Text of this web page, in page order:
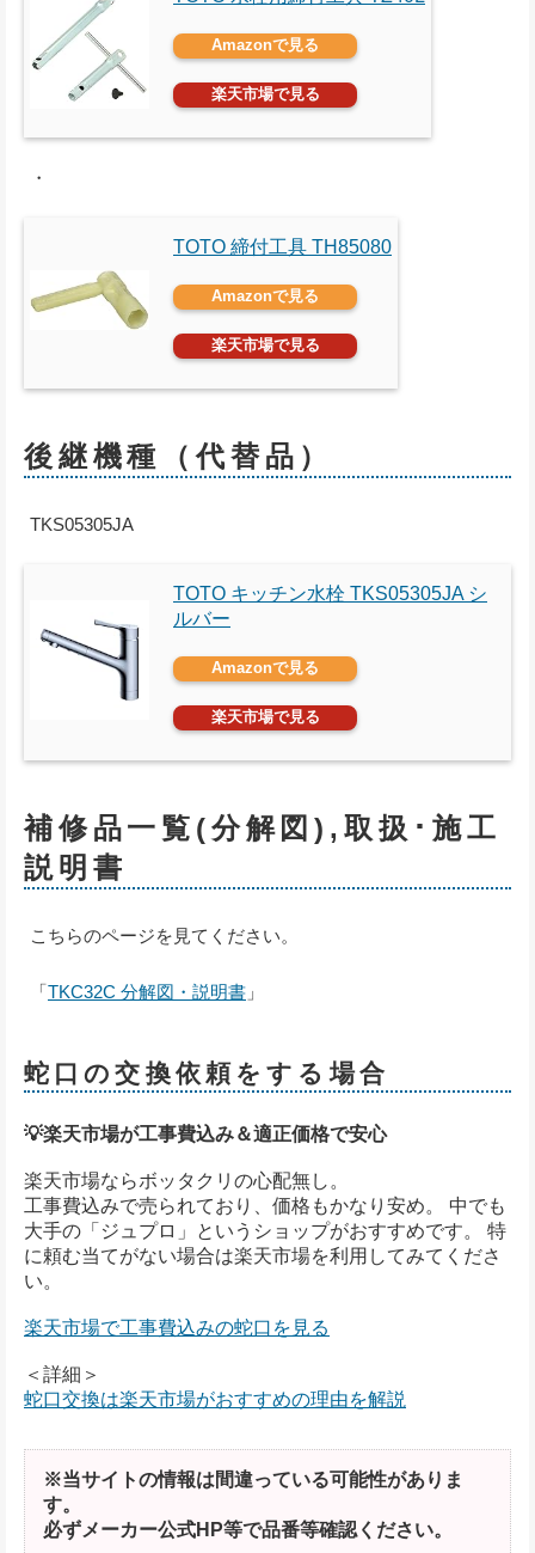
Amazonで見る
楽天市場で見る
・
TOTO 締付工具 TH85080
Amazonで見る
楽天市場で見る
後継機種（代替品）
TKS05305JA
TOTO キッチン水栓 TKS05305JA シ
ルバー
Amazonで見る
楽天市場で見る
補修品一覧(分解図),取扱･施工
説明書
こちらのページを見てください。
「TKC32C 分解図・説明書 」
蛇口の交換依頼をする場合
💡楽天市場が工事費込み＆適正価格で安心
楽天市場ならボッタクリの心配無し。
工事費込みで売られており、価格もかなり安め。 中でも
大手の「ジュプロ」というショップがおすすめです。 特
に頼む当てがない場合は楽天市場を利用してみてくださ
い。
楽天市場で工事費込みの蛇口を見る
＜詳細＞
蛇口交換は楽天市場がおすすめの理由を解説
※当サイトの情報は間違っている可能性がありま
す。
必ずメーカー公式HP等で品番等確認ください。